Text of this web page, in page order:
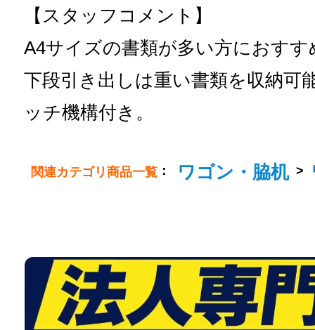
【スタッフコメント】
A4サイズの書類が多い方におすす
下段引き出しは重い書類を収納可
ッチ機構付き。
関連カテゴリ商品一覧 ： ワゴン・脇机 >